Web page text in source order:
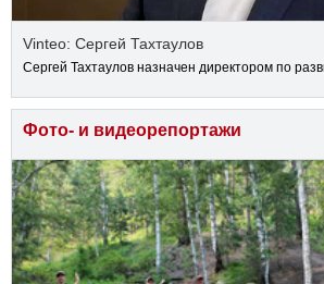
Vinteo: Сергей Тахтаулов
Сергей Тахтаулов назначен директором по
Фото- и видеорепортажи